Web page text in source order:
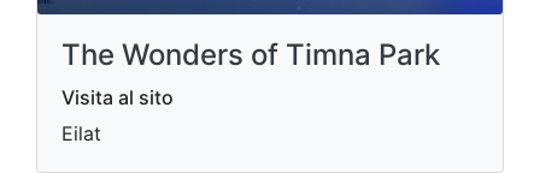
The Wonders of Timna Park
Visita al sito
Eilat